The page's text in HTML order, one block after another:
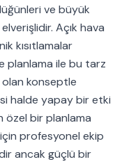
ve büyük
Açık hava
kısıtlamalar
planlama ile bu tarz
konseptle
halde yapay bir etki
özel bir planlama
için profesyonel ekip
ancak güçlü bir